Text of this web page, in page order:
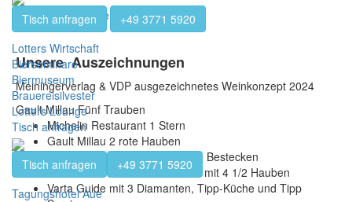
Tisch anfragen
+49 3771 5920
Lotters Wirtschaft
Bierseminare
Biermuseum
Brauereisilvester
Lotters Lounge
Tisch anfragen
Tisch anfragen
+49 3771 5920
Tagungshotel Aue
Keller,Krug und viele mehr
Unsere Auszeichnungen
Meiningerverlag & VDP ausgezeichnetes Weinkonzept 2024
Gault Millau Fünf Trauben
Michelin Restaurant 1 Stern
Gault Millau 2 rote Hauben
Aral Schlemmer Atlas mit 3 1/2 Bestecken
Bertelsmann Restaurant Guide mit 4 1/2 Hauben
Varta Guide mit 3 Diamanten, Tipp-Küche und Tipp